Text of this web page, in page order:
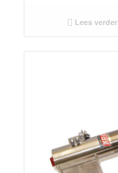
Lees verder